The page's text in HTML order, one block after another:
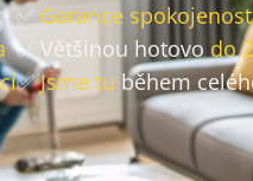
✅ Garance
✅ Většinou hotovodo
✅Jsme tu během